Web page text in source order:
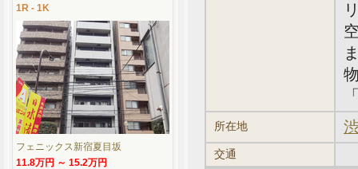
所在地
交通
1R - 1K
フェニックス新宿夏目坂
11.8万円 ～ 15.2万円